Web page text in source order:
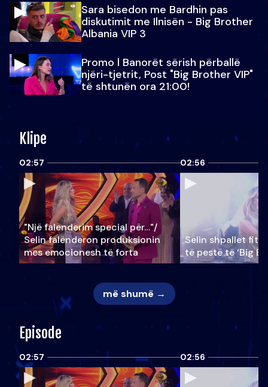
Sara bisedon me Bardhin pas
diskutimit me Ilnisën - Big Brother
Albania VIP 3
Promo l Banorët sërish përballë
njëri-tjetrit, Post "Big Brother VIP"
të shtunën ora 21:00!
Klipe
02:57
"Një falenderim special për…"/
Selin falënderon produksionin
mes emocionesh të forta
02:56
Selin shpallet
të pestë të ‘Big
më shumë →
Episode
02:57 02:56